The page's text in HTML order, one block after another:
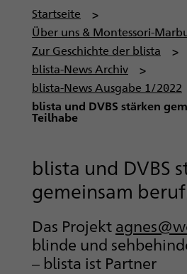
P
f
a
d
n
a
v
g
a
t
o
n
Startseite
Über uns & Montessori-
Zur Geschichte der blista
blista-News Archiv
blista-News Ausgabe 1/2022
blista und DVBS stärken
Teilhabe
blista und DVBS
gemeinsam
Das Projekt
blinde und
– blista ist Partner